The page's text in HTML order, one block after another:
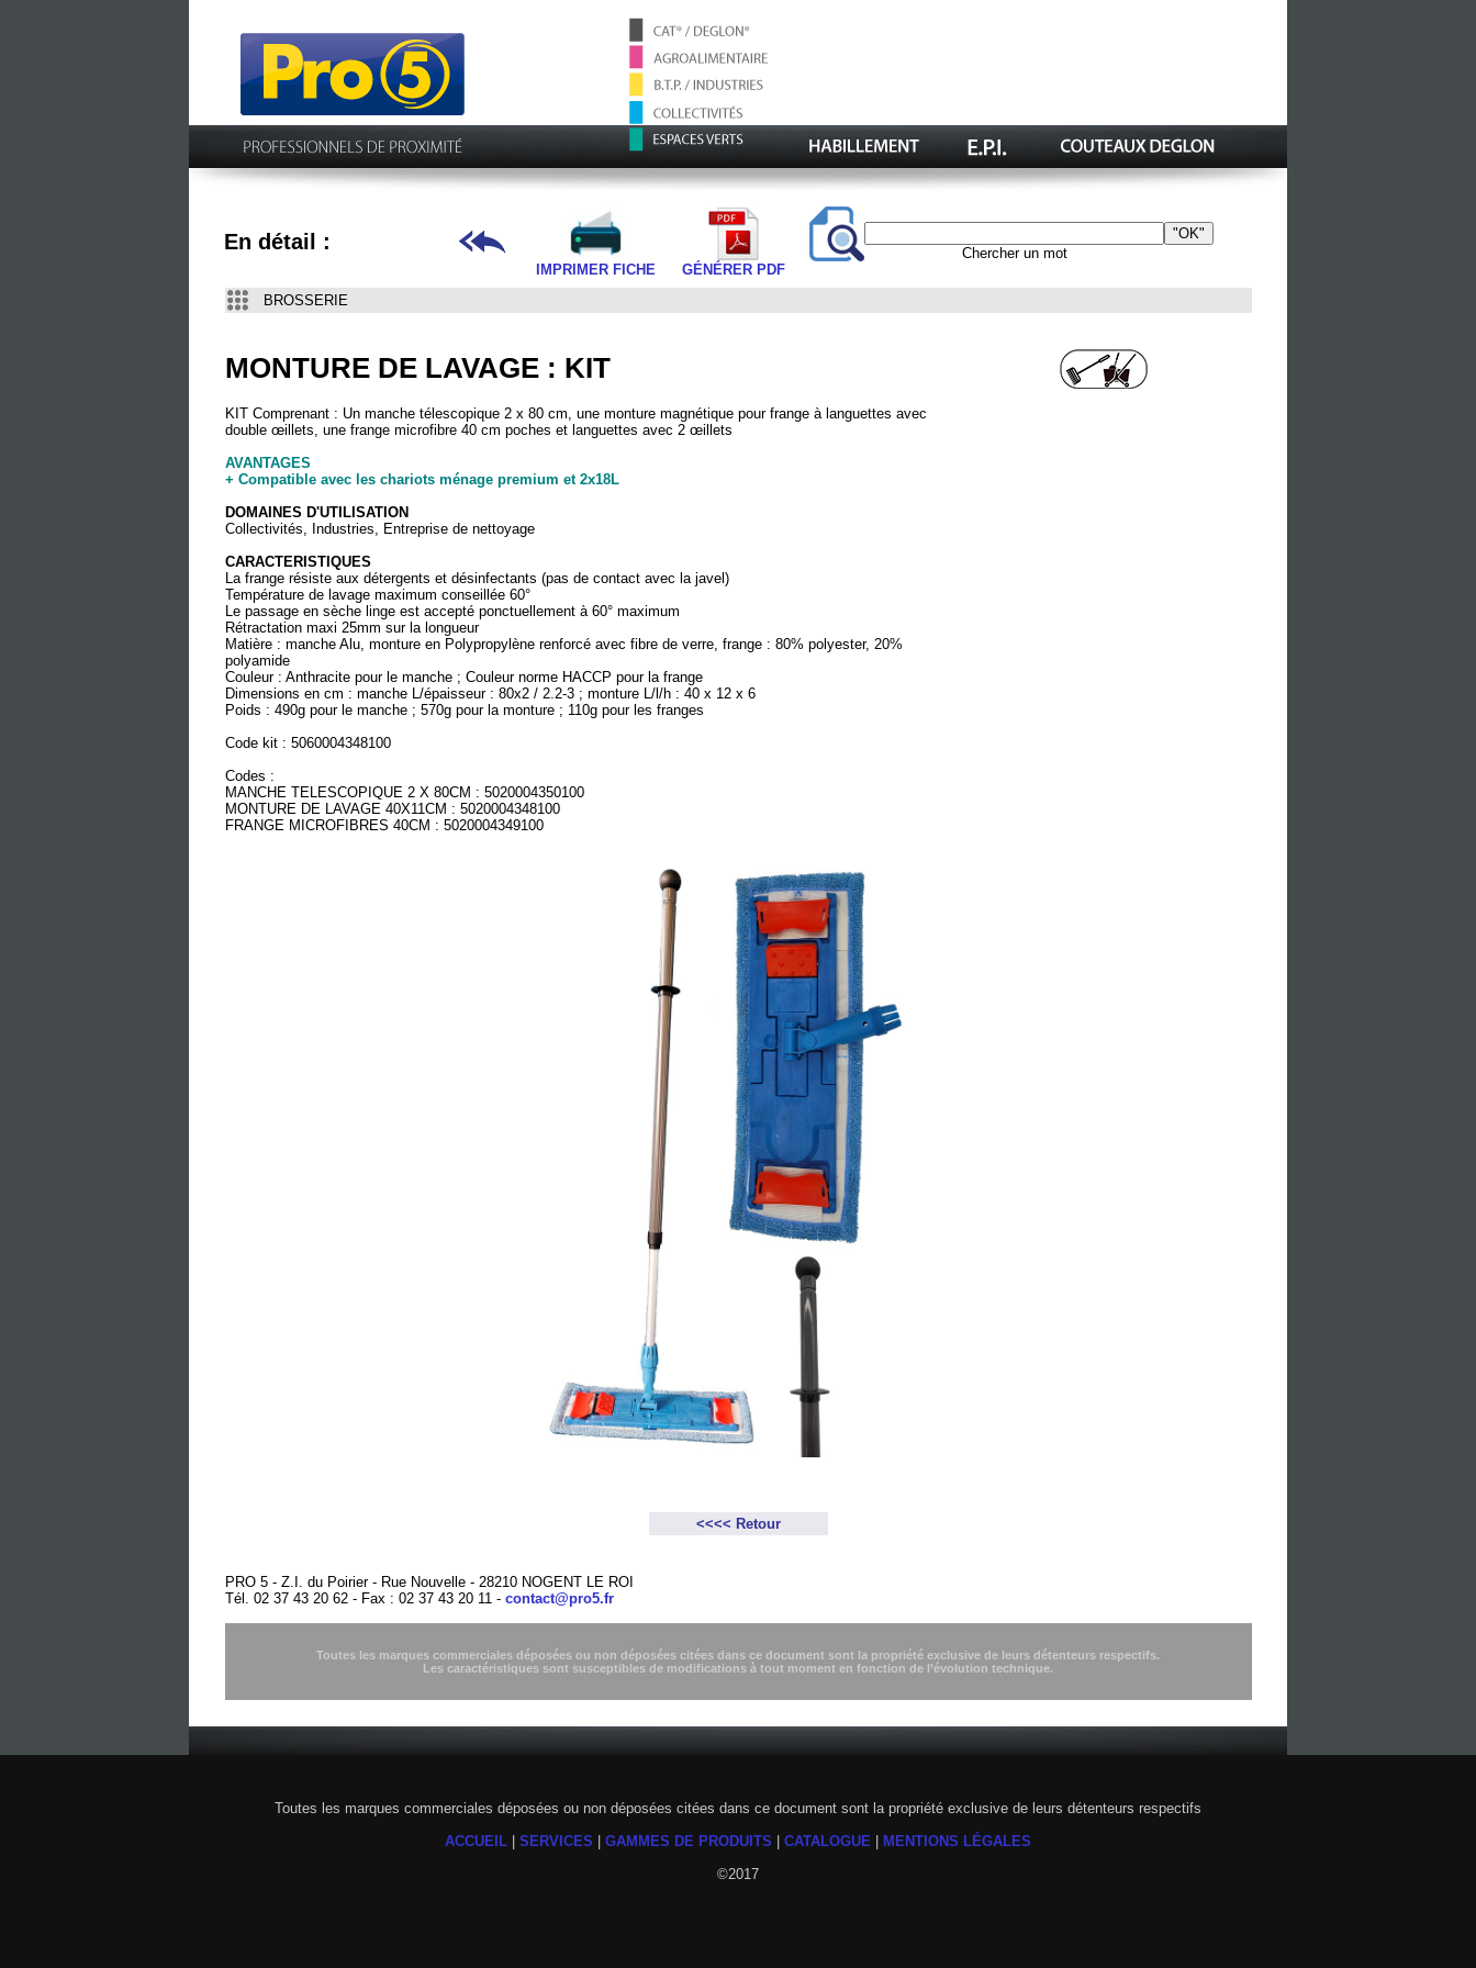
En détail :
IMPRIMER FICHE GÉNÉRER PDF
Chercher un mot
BROSSERIE
MONTURE DE LAVAGE : KIT
KIT Comprenant : Un manche télescopique 2 x 80 cm, une monture magnétique pour frange à languettes avec
double œillets, une frange microfibre 40 cm poches et languettes avec 2 œillets
AVANTAGES
+ Compatible avec les chariots ménage premium et 2x18L
DOMAINES D'UTILISATION
Collectivités, Industries, Entreprise de nettoyage
CARACTERISTIQUES
La frange résiste aux détergents et désinfectants (pas de contact avec la javel)
Température de lavage maximum conseillée 60°
Le passage en sèche linge est accepté ponctuellement à 60° maximum
Rétractation maxi 25mm sur la longueur
Matière : manche Alu, monture en Polypropylène renforcé avec fibre de verre, frange : 80% polyester, 20%
polyamide
Couleur : Anthracite pour le manche ; Couleur norme HACCP pour la frange
Dimensions en cm : manche L/épaisseur : 80x2 / 2.2-3 ; monture L/l/h : 40 x 12 x 6
Poids : 490g pour le manche ; 570g pour la monture ; 110g pour les franges
Code kit : 5060004348100
Codes :
MANCHE TELESCOPIQUE 2 X 80CM : 5020004350100
MONTURE DE LAVAGE 40X11CM : 5020004348100
FRANGE MICROFIBRES 40CM : 5020004349100
<<<< Retour
PRO 5 - Z.I. du Poirier - Rue Nouvelle - 28210 NOGENT LE ROI
Tél. 02 37 43 20 62 - Fax : 02 37 43 20 11 - contact@pro5.fr
Toutes les marques commerciales déposées ou non déposées citées dans ce document sont la propriété exclusive de leurs détenteurs respectifs.
Les caractéristiques sont susceptibles de modifications à tout moment en fonction de l’évolution technique.
Toutes les marques commerciales déposées ou non déposées citées dans ce document sont la propriété exclusive de leurs détenteurs respectifs
ACCUEIL
SERVICES GAMMES DE PRODUITS CATALOGUE
MENTIONS LÉGALES
©2017